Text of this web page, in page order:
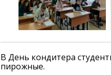
В День кондитера
пирожные.